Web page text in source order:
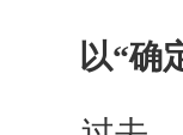
以“确